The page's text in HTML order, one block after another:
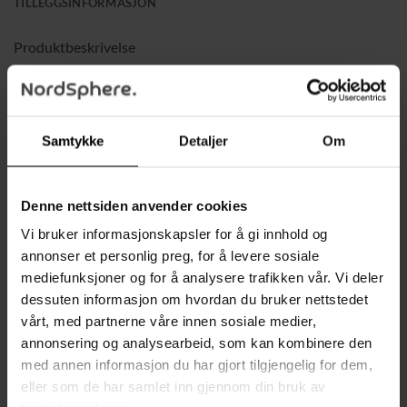
Samtykke Detaljer Om
Denne nettsiden anvender cookies
Vi bruker informasjonskapsler for å gi innhold og
annonser et personlig preg, for å levere sosiale
mediefunksjoner og for å analysere trafikken vår. Vi deler
dessuten informasjon om hvordan du bruker nettstedet
vårt, med partnerne våre innen sosiale medier,
annonsering og analysearbeid, som kan kombinere den
med annen informasjon du har gjort tilgjengelig for dem,
eller som de har samlet inn gjennom din bruk av
TILLEGGSINFORMASJON
Produktbeskrivelse
Gir hjemmet ditt en moderne og luksuriøs følelse med en
5 nivåer som forvandler ellers tomme hjørner til
lyslykter eller personlige pyntegjenstander
Robust metallramme som gir stabilitet og en eksklusiv
følelse
Herdede glasshyller som både er elegante og slitesterke
Luftig design som løfter stemningen i stue, soverom, bad